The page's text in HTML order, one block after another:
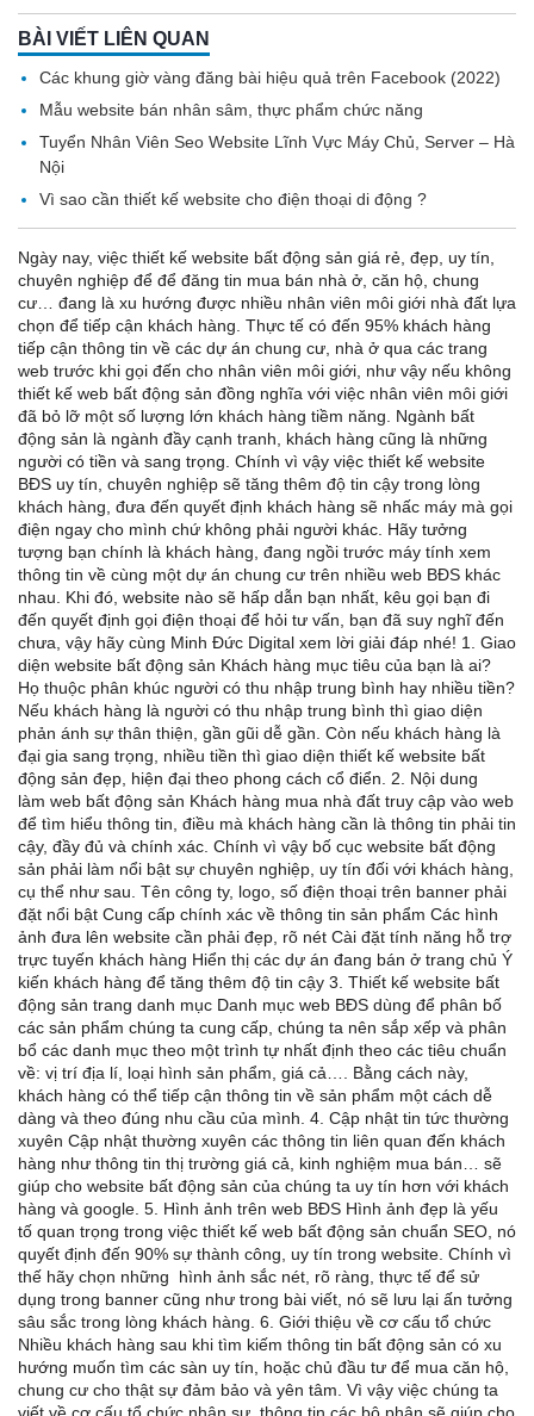
BÀI VIẾT LIÊN QUAN
Các khung giờ vàng đăng bài hiệu quả trên Facebook (2022)
Mẫu website bán nhân sâm, thực phẩm chức năng
Tuyển Nhân Viên Seo Website Lĩnh Vực Máy Chủ, Server – Hà
Nội
Vì sao cần thiết kế website cho điện thoại di động ?
Ngày nay, việc thiết kế website bất động sản giá rẻ, đẹp, uy tín,
chuyên nghiệp để để đăng tin mua bán nhà ở, căn hộ, chung
cư… đang là xu hướng được nhiều nhân viên môi giới nhà đất lựa
chọn để tiếp cận khách hàng. Thực tế có đến 95% khách hàng
tiếp cận thông tin về các dự án chung cư, nhà ở qua các trang
web trước khi gọi đến cho nhân viên môi giới, như vậy nếu không
thiết kế web bất động sản đồng nghĩa với việc nhân viên môi giới
đã bỏ lỡ một số lượng lớn khách hàng tiềm năng. Ngành bất
động sản là ngành đầy cạnh tranh, khách hàng cũng là những
người có tiền và sang trọng. Chính vì vậy việc thiết kế website
BĐS uy tín, chuyên nghiệp sẽ tăng thêm độ tin cậy trong lòng
khách hàng, đưa đến quyết định khách hàng sẽ nhấc máy mà gọi
điện ngay cho mình chứ không phải người khác. Hãy tưởng
tượng bạn chính là khách hàng, đang ngồi trước máy tính xem
thông tin về cùng một dự án chung cư trên nhiều web BĐS khác
nhau. Khi đó, website nào sẽ hấp dẫn bạn nhất, kêu gọi bạn đi
đến quyết định gọi điện thoại để hỏi tư vấn, bạn đã suy nghĩ đến
chưa, vậy hãy cùng Minh Đức Digital xem lời giải đáp nhé! 1. Giao
diện website bất động sản Khách hàng mục tiêu của bạn là ai?
Họ thuộc phân khúc người có thu nhập trung bình hay nhiều tiền?
Nếu khách hàng là người có thu nhập trung bình thì giao diện
phản ánh sự thân thiện, gần gũi dễ gần. Còn nếu khách hàng là
đại gia sang trọng, nhiều tiền thì giao diện thiết kế website bất
động sản đẹp, hiện đại theo phong cách cổ điển. 2. Nội dung
làm web bất động sản Khách hàng mua nhà đất truy cập vào web
để tìm hiểu thông tin, điều mà khách hàng cần là thông tin phải tin
cậy, đầy đủ và chính xác. Chính vì vậy bố cục website bất động
sản phải làm nổi bật sự chuyên nghiệp, uy tín đối với khách hàng,
cụ thể như sau. Tên công ty, logo, số điện thoại trên banner phải
đặt nổi bật Cung cấp chính xác về thông tin sản phẩm Các hình
ảnh đưa lên website cần phải đẹp, rõ nét Cài đặt tính năng hỗ trợ
trực tuyến khách hàng Hiển thị các dự án đang bán ở trang chủ Ý
kiến khách hàng để tăng thêm độ tin cậy 3. Thiết kế website bất
động sản trang danh mục Danh mục web BĐS dùng để phân bố
các sản phẩm chúng ta cung cấp, chúng ta nên sắp xếp và phân
bổ các danh mục theo một trình tự nhất định theo các tiêu chuẩn
về: vị trí địa lí, loại hình sản phẩm, giá cả…. Bằng cách này,
khách hàng có thể tiếp cận thông tin về sản phẩm một cách dễ
dàng và theo đúng nhu cầu của mình. 4. Cập nhật tin tức thường
xuyên Cập nhật thường xuyên các thông tin liên quan đến khách
hàng như thông tin thị trường giá cả, kinh nghiệm mua bán… sẽ
giúp cho website bất động sản của chúng ta uy tín hơn với khách
hàng và google. 5. Hình ảnh trên web BĐS Hình ảnh đẹp là yếu
tố quan trọng trong việc thiết kế web bất động sản chuẩn SEO, nó
quyết định đến 90% sự thành công, uy tín trong website. Chính vì
thế hãy chọn những hình ảnh sắc nét, rõ ràng, thực tế để sử
dụng trong banner cũng như trong bài viết, nó sẽ lưu lại ấn tưởng
sâu sắc trong lòng khách hàng. 6. Giới thiệu về cơ cấu tổ chức
Nhiều khách hàng sau khi tìm kiếm thông tin bất động sản có xu
hướng muốn tìm các sàn uy tín, hoặc chủ đầu tư để mua căn hộ,
chung cư cho thật sự đảm bảo và yên tâm. Vì vậy việc chúng ta